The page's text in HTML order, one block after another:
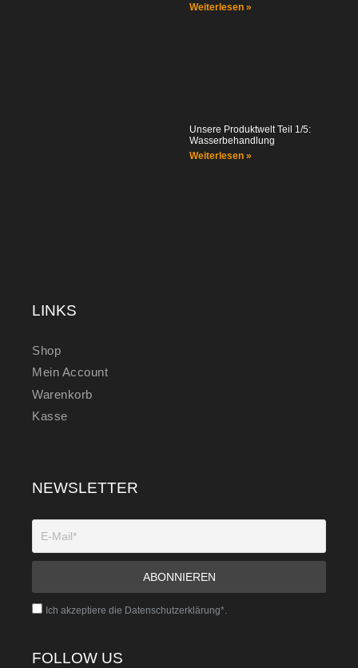
Weiterlesen »
Unsere Produktwelt Teil 1/5:
Wasserbehandlung
Weiterlesen »
LINKS
Shop
Mein Account
Warenkorb
Kasse
NEWSLETTER
Ich akzeptiere die Datenschutzerklärung*.
FOLLOW US